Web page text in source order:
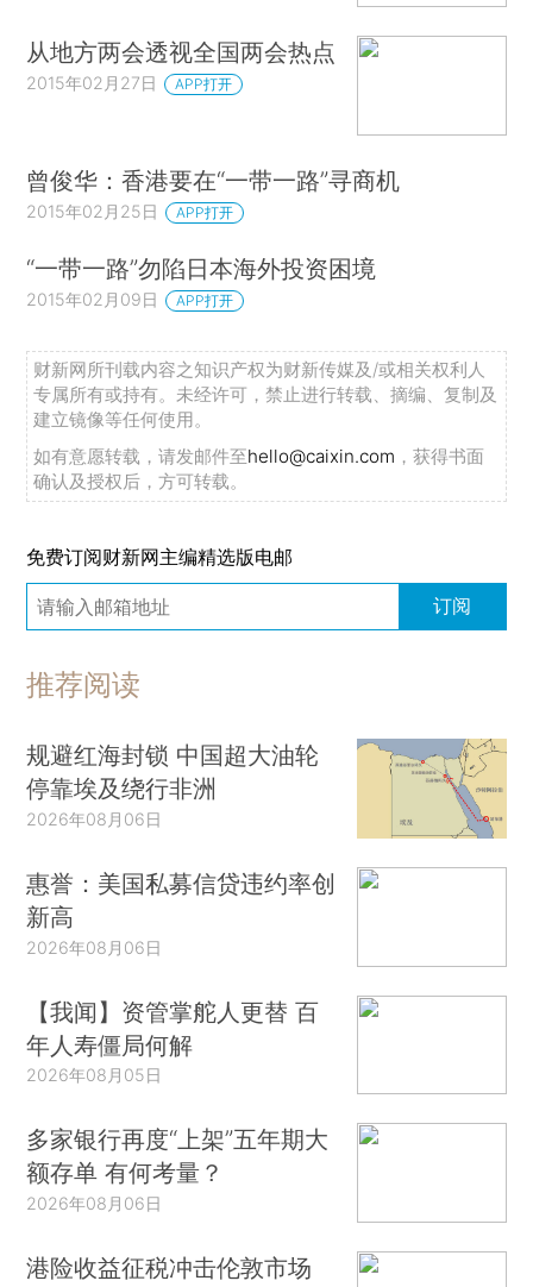
从地方两会透视全国两会热点
2015年02月27日 APP打开
曾俊华：香港要在“一带一路”寻商机
2015年02月25日 APP打开
“一带一路”勿陷日本海外投资困境
2015年02月09日 APP打开
财新网所刊载内容之知识产权为财新传媒及/或相关权利人
专属所有或持有。未经许可，禁止进行转载、摘编、复制及
建立镜像等任何使用。
如有意愿转载，请发邮件至hello@caixin.com ，获得书面
确认及授权后，方可转载。
免费订阅财新网主编精选版电邮
订阅
推荐阅读
规避红海封锁 中国超大油轮
停靠埃及绕行非洲
2026年08月06日
惠誉：美国私募信贷违约率创
新高
2026年08月06日
【我闻】资管掌舵人更替 百
年人寿僵局何解
2026年08月05日
多家银行再度“上架”五年期大
额存单 有何考量？
2026年08月06日
港险收益征税冲击伦敦市场